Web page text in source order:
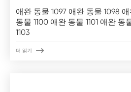
애완 동물 1097 애완 동물 1098
동물 1100 애완 동물 1101 애완 동
1103
더 읽기 